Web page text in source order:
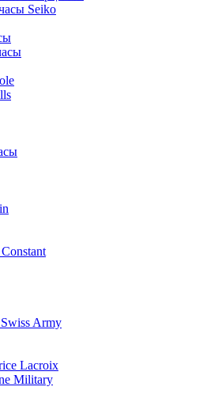
Seiko
Army
Lacroix
Military